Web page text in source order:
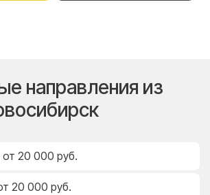
направления из
от 20 000 руб.
20 000 руб.